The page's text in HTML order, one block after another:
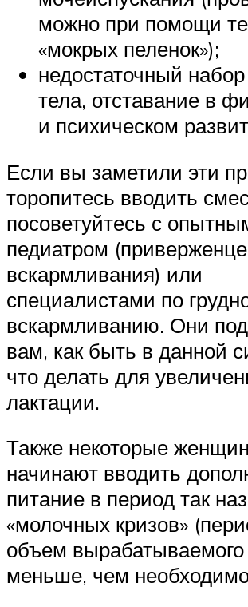
можно при помощи
«мокрых пеленок»);
недостаточный
тела, отставание в
и психическом
Если вы заметили эти
торопитесь вводить
посоветуйтесь с
педиатром
вскармливания) или
специалистами по
вскармливанию. Они
вам, как быть в данной
что делать для
лактации.
Также некоторые
начинают вводить
питание в период так
«молочных кризов»
объем
меньше, чем